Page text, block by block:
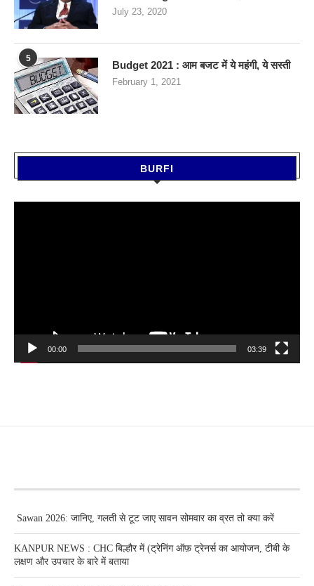
July 23, 2020
5
Budget 2021 : आम बजट में ये महंगी, ये सस्‍ती
February 1, 2021
BURFI
00:00 03:39
Sawan 2026: जानिए, गलती से टूट जाए सावन सोमवार का व्रत तो क्या करें
KANPUR NEWS : CHC बिल्हौर में (ट्रेनिंग ऑफ़ ट्रेनर्स का आयोजन, टीबी के
लक्षण और उपचार के बारे में बताया